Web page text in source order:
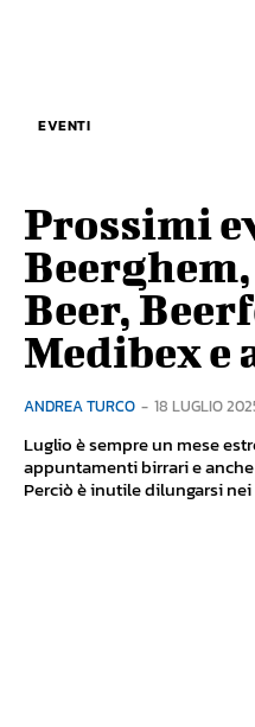
EVENTI
Prossimi
Beer,
Medibex e
ANDREA TURCO - 18 LUGLIO
Luglio è sempre un mese
appuntamenti birrari e
Perciò è inutile dilungarsi